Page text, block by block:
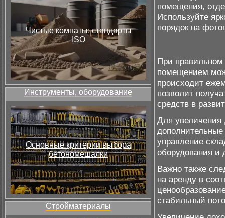
Чистые комнаты: стандарты
ISO
Инструменты, оборудование
Основные критерии выбора
бетономешалки
Стройматериалы
помещения,
Используйте
порядок на
При
помещением
происходит
позволит
средств в
Для увеличения
дополнительные
управление
оборудования и
Важно также
на аренду в
стабильный